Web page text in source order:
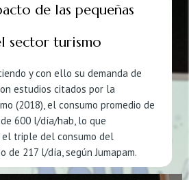
de las pequeñas
sector turismo
y con ello su demanda de
estudios citados por la
(2018), el consumo promedio de
600 l/día/hab, lo que
el triple del consumo del
de 217 l/día, según Jumapam.